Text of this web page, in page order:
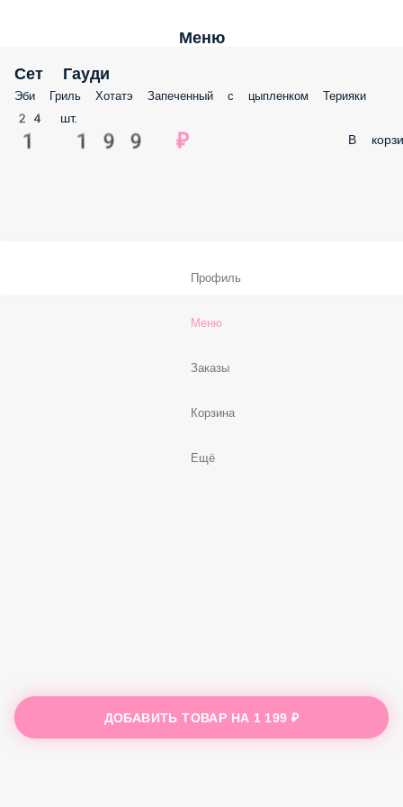
Меню
Сет Гауди
Эби Гриль Хотатэ Запеченный с цыпленком Терияки
24 шт.
1 199 ₽ В
ДОБАВИТЬ ТОВАР НА 1 199 ₽
Профиль
Меню
Заказы
Корзина
Ещё